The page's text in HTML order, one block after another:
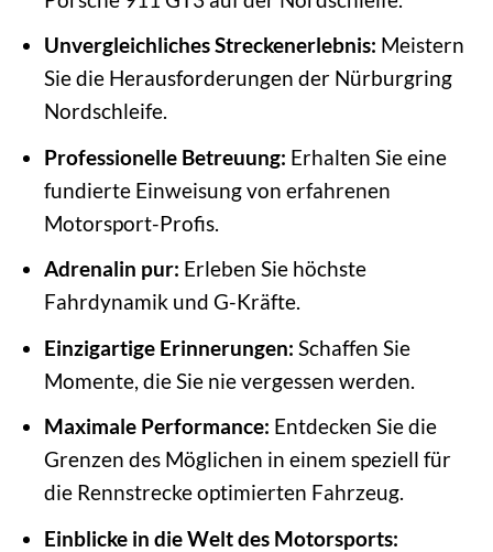
Unvergleichliches Streckenerlebnis: Meistern
Sie die Herausforderungen der Nürburgring
Nordschleife.
Professionelle Betreuung: Erhalten Sie eine
fundierte Einweisung von erfahrenen
Motorsport-Profis.
Adrenalin pur: Erleben Sie höchste
Fahrdynamik und G-Kräfte.
Einzigartige Erinnerungen: Schaffen Sie
Momente, die Sie nie vergessen werden.
Maximale Performance: Entdecken Sie die
Grenzen des Möglichen in einem speziell für
die Rennstrecke optimierten Fahrzeug.
Einblicke in die Welt des Motorsports: